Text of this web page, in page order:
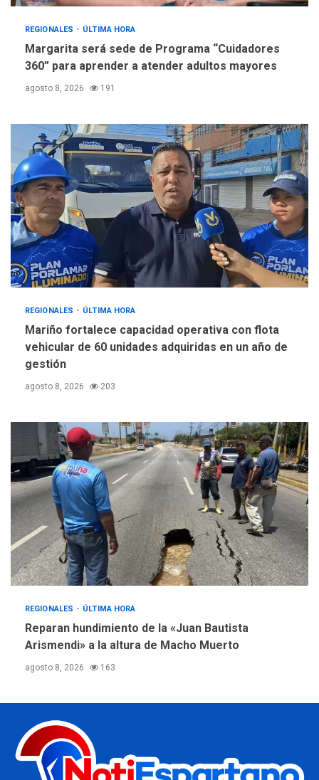
REGIONALES ÚLTIMA HORA
Margarita será sede de Programa “Cuidadores
360” para aprender a atender adultos mayores
agosto 8, 2026 191
REGIONALES ÚLTIMA HORA
Mariño fortalece capacidad operativa con flota
vehicular de 60 unidades adquiridas en un año de
gestión
agosto 8, 2026 203
REGIONALES ÚLTIMA HORA
Reparan hundimiento de la «Juan Bautista
Arismendi» a la altura de Macho Muerto
agosto 8, 2026 163